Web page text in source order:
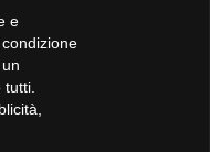
e
tutti.